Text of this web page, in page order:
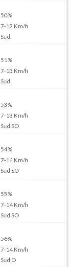
50%
7-12 Km/h
Sud
51%
7-13 Km/h
Sud
53%
7-13 Km/h
Sud SO
54%
7-14Km/h
Sud SO
55%
7-14Km/h
Sud SO
56%
7-14Km/h
Sud O